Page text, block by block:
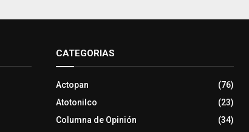
CATEGORIAS
Actopan
(76)
Atotonilco
(23)
Columna de Opinión
(34)